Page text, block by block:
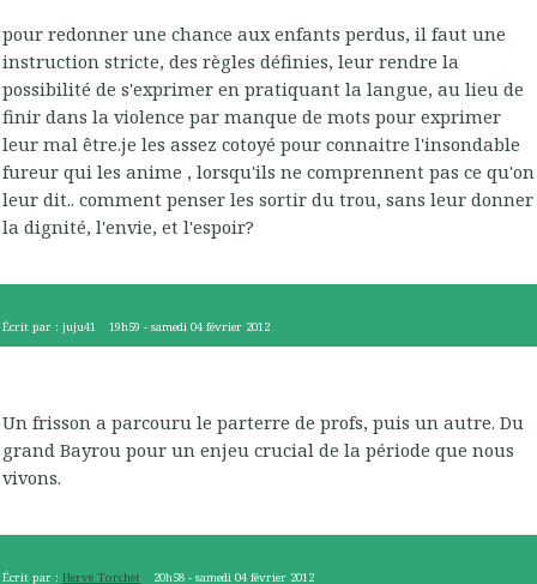
pour redonner une chance aux enfants perdus, il faut une
instruction stricte, des règles définies, leur rendre la
possibilité de s'exprimer en pratiquant la langue, au lieu de
finir dans la violence par manque de mots pour exprimer
leur mal être.je les assez cotoyé pour connaitre l'insondable
fureur qui les anime , lorsqu'ils ne comprennent pas ce qu'on
leur dit.. comment penser les sortir du trou, sans leur donner
la dignité, l'envie, et l'espoir?
Écrit par : juju41 19h59 -samedi 04 février 2012
Un frisson a parcouru le parterre de profs, puis un autre. Du
grand Bayrou pour un enjeu crucial de la période que nous
vivons.
Écrit par : Hervé Torchet 20h58 -samedi 04 février 2012